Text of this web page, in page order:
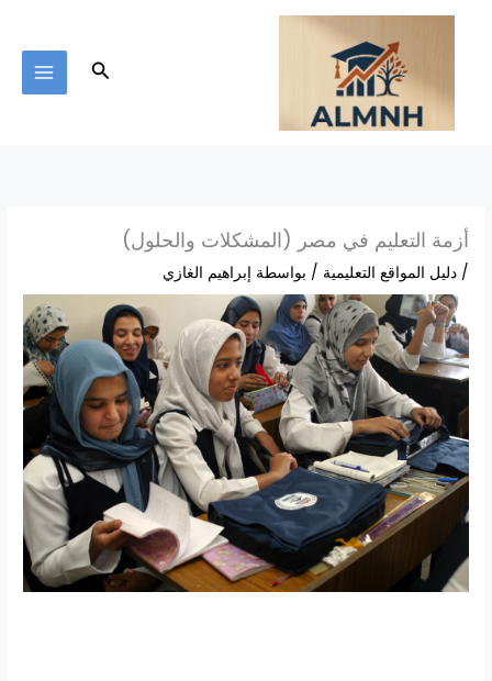
تخطي
البحث
أزمة التعليم في مصر (المشكلات والحلول)
/دليل المواقع التعليمية / بواسطة إبراهيم الغازي